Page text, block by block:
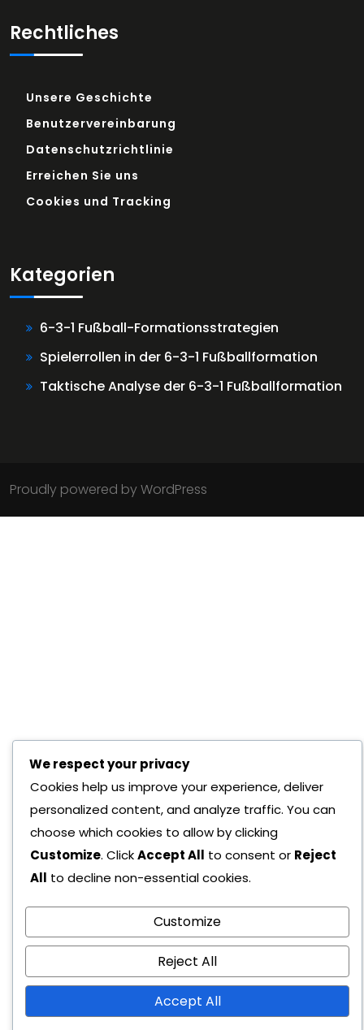
Rechtliches
Unsere Geschichte
Benutzervereinbarung
Datenschutzrichtlinie
Erreichen Sie uns
Cookies und Tracking
Kategorien
6-3-1 Fußball-Formationsstrategien
Spielerrollen in der 6-3-1 Fußballformation
Taktische Analyse der 6-3-1 Fußballformation
Proudly powered by WordPress
We respect your privacy
Cookies help us improve your experience, deliver
personalized content, and analyze traffic. You can
choose which cookies to allow by clicking
Customize. ClickAccept All to consent or Reject
All to decline non-essential cookies.
Customize
Reject All
Accept All